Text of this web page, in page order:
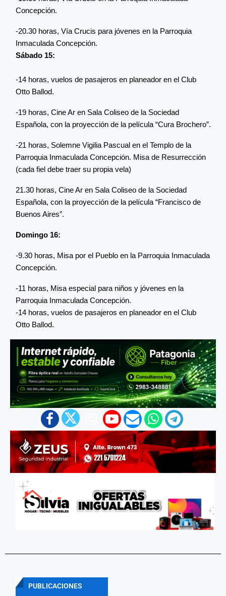
Concepción.
-20.30 horas, Vía Crucis para jóvenes en la Parroquia
Inmaculada Concepción.
Sábado 15:
-14 horas, vuelos de pasajeros en planeador en el Club
Otto Ballod.
-19 horas, Cine Ar en Sala Coliseo de la Sociedad
Española, con la proyección de la película “Cura Brochero”.
-21 horas, Solemne Vigilia Pascual en el Templo de la
Parroquia Inmaculada Concepción. Misa de Resurrección
(cada fiel debe traer su propia vela)
21.30 horas, Cine Ar en Sala Coliseo de la Sociedad
Española, con la proyección de la película “Francisco de
Buenos Aires”.
Domingo 16:
-9.30 horas, Misa por el Pueblo en la Parroquia Inmaculada
Concepción.
-11 horas, Misa especial para niños y jóvenes en la
Parroquia Inmaculada Concepción.
-14 horas, vuelos de pasajeros en planeador en el Club
Otto Ballod.
PUBLICACIONES